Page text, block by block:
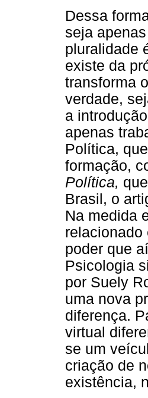
Dessa
seja
pluralidade
existe da
transforma
verdade,
a
apenas
Política,
formação,
Política,
Brasil, o
Na medida
relacionado
poder que
Psicologia
por Suely
uma nova
diferença.
virtual
se um
criação de
existência,